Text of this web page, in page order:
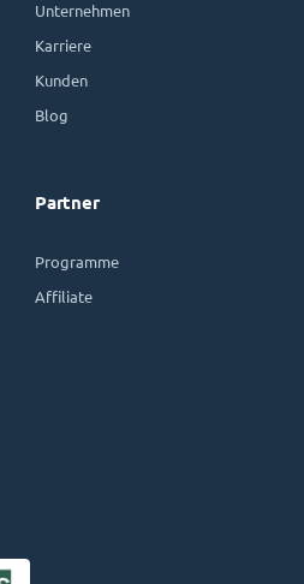
Unternehmen
Karriere
Kunden
Blog
Partner
Programme
Affiliate